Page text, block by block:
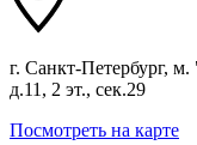
г. Санкт-Петербург,
д.11, 2 эт., сек.29
Посмотреть на карте